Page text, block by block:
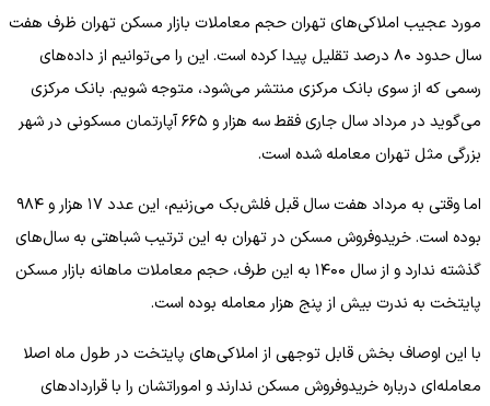
مورد عجیب املاکی‌های تهران حجم معاملات بازار مسکن تهران ظرف هفت
سال حدود ۸۰ درصد تقلیل پیدا کرده است. این را می‌توانیم از داده‌های
رسمی که از سوی بانک مرکزی منتشر می‌شود، متوجه شویم. بانک مرکزی
می‌گوید در مرداد سال جاری فقط سه هزار و ۶۶۵ آپارتمان مسکونی در شهر
بزرگی مثل تهران معامله شده است.
اما وقتی به مرداد هفت سال قبل فلش‌بک می‌زنیم، این عدد ۱۷ هزار و ۹۸۴
بوده است. خریدوفروش مسکن در تهران به این ترتیب شباهتی به سال‌های
گذشته ندارد و از سال ۱۴۰۰ به این طرف، حجم معاملات ماهانه بازار مسکن
پایتخت به ندرت بیش از پنج هزار معامله بوده است.
با این اوصاف بخش قابل توجهی از املاکی‌های پایتخت در طول ماه اصلا
معامله‌ای درباره خریدوفروش مسکن ندارند و اموراتشان را با قرارداد‌های